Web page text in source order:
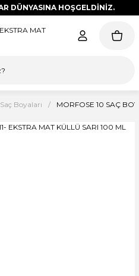
DÜNYASINA HOŞGELDİNİZ.
Saç Boyaları MORFOSE 10 SAÇ